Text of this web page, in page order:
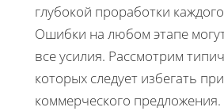
глубокой проработки
Ошибки на любом этапе
все усилия. Рассмотрим
которых следует избегать
коммерческого предложения.